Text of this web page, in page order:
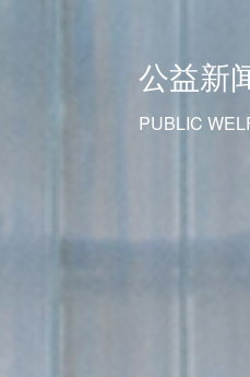
公益新
PUBLIC